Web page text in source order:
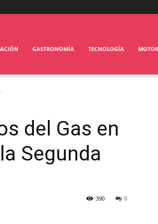
GASTRONOMÍA TECNOLOGÍA MOTOR
del Gas en
Segunda
0
390